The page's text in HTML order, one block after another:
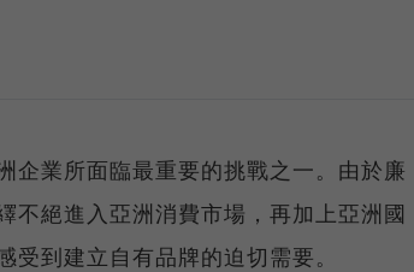
企業所面臨最重要的挑戰之一。由於廉
不絕進入亞洲消費市場，再加上亞洲國
到建立自有品牌的迫切需要。